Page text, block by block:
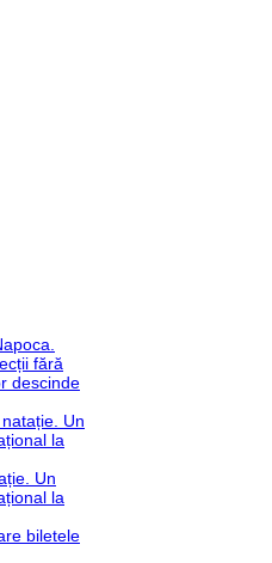
fără
descinde
Un
la
Un
la
biletele